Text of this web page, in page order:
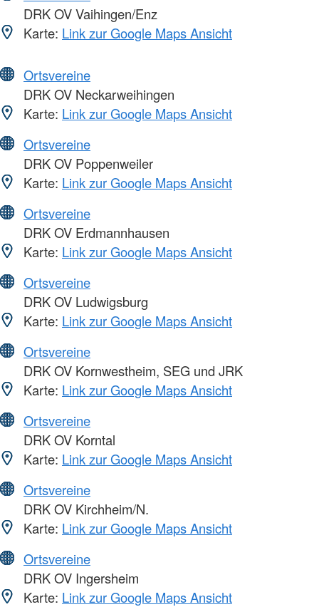
DRK OV Vaihingen/Enz
Karte: Link zur Google Maps Ansicht
Ortsvereine
DRK OV Neckarweihingen
Karte: Link zur Google Maps Ansicht
Ortsvereine
DRK OV Poppenweiler
Karte: Link zur Google Maps Ansicht
Ortsvereine
DRK OV Erdmannhausen
Karte: Link zur Google Maps Ansicht
Ortsvereine
DRK OV Ludwigsburg
Karte: Link zur Google Maps Ansicht
Ortsvereine
DRK OV Kornwestheim, SEG und JRK
Karte: Link zur Google Maps Ansicht
Ortsvereine
DRK OV Korntal
Karte: Link zur Google Maps Ansicht
Ortsvereine
DRK OV Kirchheim/N.
Karte: Link zur Google Maps Ansicht
Ortsvereine
DRK OV Ingersheim
Karte: Link zur Google Maps Ansicht